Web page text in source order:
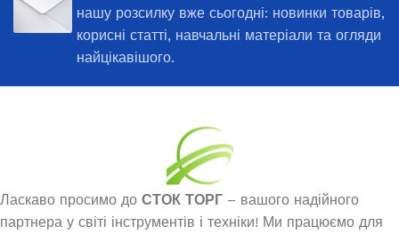
нашу розсилку вже сьогодні: новинки товарів,
корисні статті, навчальні матеріали та огляди
найцікавішого.
Ласкаво просимо до СТОК ТОРГ – вашого надійного
партнера у світі інструментів і техніки! Ми працюємо для